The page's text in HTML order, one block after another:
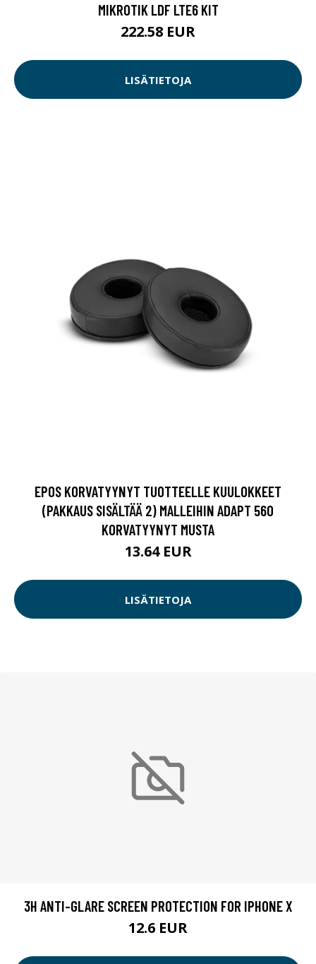
MIKROTIK LDF LTE6 KIT
222.58 EUR
LISÄTIETOJA
EPOS KORVATYYNYT TUOTTEELLE KUULOKKEET
(PAKKAUS SISÄLTÄÄ 2) MALLEIHIN ADAPT 560
KORVATYYNYT MUSTA
13.64 EUR
LISÄTIETOJA
3H ANTI-GLARE SCREEN PROTECTION FOR IPHONE X
12.6 EUR